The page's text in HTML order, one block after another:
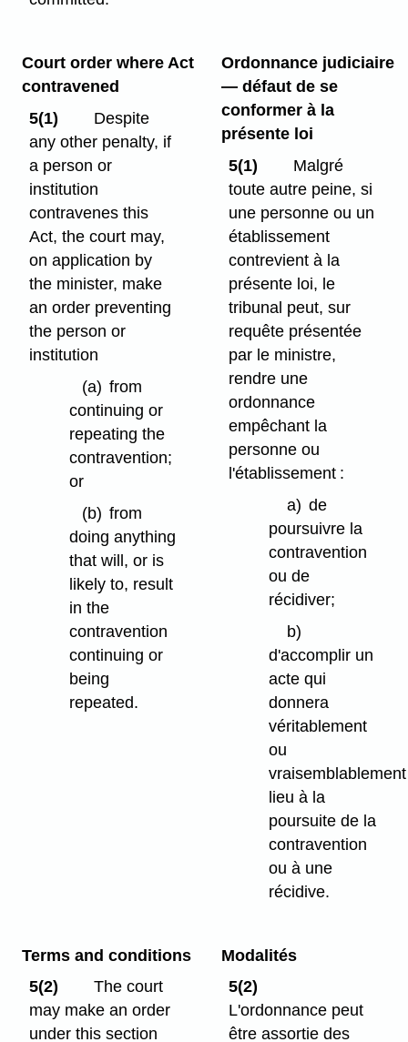
Court order where Act
contravened
5(1)
Despite
any other penalty, if
a person or
institution
contravenes this
Act, the court may,
on application by
the minister, make
an order preventing
the person or
institution
(a) from
continuing or
repeating the
contravention;
or
(b) from
doing anything
that will, or is
likely to, result
in the
contravention
continuing or
being
repeated.
Ordonnance judiciaire
— défaut de se
conformer à la
présente loi
5(1)
Malgré
toute autre peine, si
une personne ou un
établissement
contrevient à la
présente loi, le
tribunal peut, sur
requête présentée
par le ministre,
rendre une
ordonnance
empêchant la
personne ou
l'établissement :
a) de
poursuivre la
contravention
ou de
récidiver;
b)
d'accomplir un
acte qui
donnera
véritablement
ou
vraisemblablement
lieu à la
poursuite de la
contravention
ou à une
récidive.
Terms and conditions
5(2)
The court
may make an order
under this section
Modalités
5(2)
L'ordonnance peut
être assortie des